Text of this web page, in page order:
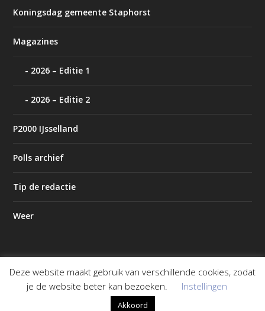
Koningsdag gemeente Staphorst
Magazines
2026 – Editie 1
2026 – Editie 2
P2000 IJsselland
Polls archief
Tip de redactie
Weer
Ontworpen doorElegant Themes | Mogelijk gemaakt door
WordPress
Deze website maakt gebruik van verschillende cookies, zodat
je de website beter kan bezoeken.
Instellingen
Akkoord